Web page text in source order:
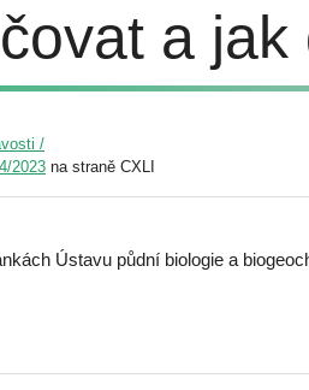
a
/
2023 na straně CXLI
Ústavu půdní biologie a